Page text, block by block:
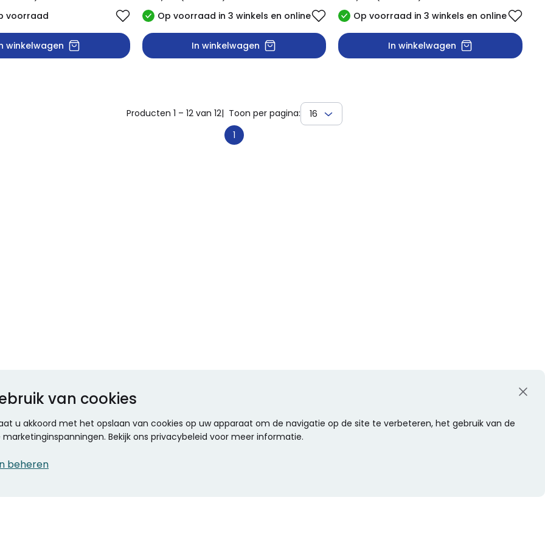
voorraad
winkelwagen
Op voorraad in 3 winkels en online
In winkelwagen
Op voorraad in 3 winkels en online
In winkelwagen
Producten 1 – 12 van 12| Toon per pagina:
16
1
van cookies
u akkoord met het opslaan van cookies op uw apparaat om de navigatie op de site te verbeteren, het gebruik van de
Bekijk ons privacybeleid voor meer informatie.
beheren